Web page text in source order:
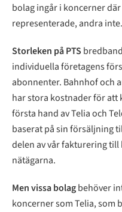
bolag ingår i koncerner
representerade, andra inte.
Storleken på PTS
individuella företagens
abonnenter. Bahnhof och
har stora kostnader för att
första hand av Telia och
baserat på sin försäljning
delen av vår fakturering
nätägarna.
Men vissa bolagbehöver
koncerner som Telia, som